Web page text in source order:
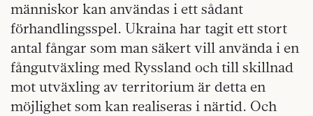
människor kan användas i ett sådant
förhandlingsspel. Ukraina har tagit ett stort
antal fångar som man säkert vill använda i en
fångutväxling med Ryssland och till skillnad
mot utväxling av territorium är detta en
möjlighet som kan realiseras i närtid. Och